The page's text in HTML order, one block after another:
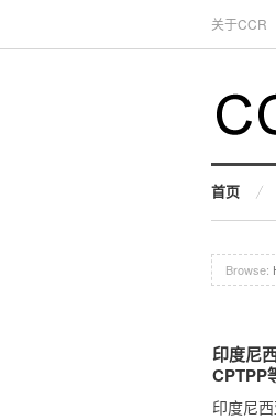
关于CCR
首页
Browse:
印度尼
CPTPP
印度尼